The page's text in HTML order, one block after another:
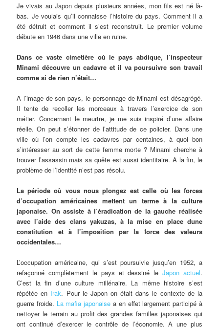
Je vivais au Japon depuis plusieurs années, mon fils est né là-
bas. Je voulais qu’il connaisse l’histoire du pays. Comment il a
été détruit et comment il s’est reconstruit. Le premier volume
débute en 1946 dans une ville en ruine.
Dans ce vaste cimetière où le pays abdique, l’inspecteur
Minami découvre un cadavre et il va poursuivre son travail
comme si de rien n’était…
A l’image de son pays, le personnage de Minami est désagrégé.
Il tente de recoller les morceaux à travers l’exercice de son
métier. Concernant le meurtre, je me suis inspiré d’une affaire
réelle. On peut s’étonner de l’attitude de ce policier. Dans une
ville où l’on compte les cadavres par centaines, à quoi bon
s’intéresser au sort de cette femme morte ? Minami cherche à
trouver l’assassin mais sa quête est aussi identitaire. A la fin, le
problème de l’identité n’est pas résolu.
La période où vous nous plongez est celle où les forces
d’occupation américaines mettent un terme à la culture
japonaise. On assiste à l’éradication de la gauche réalisée
avec l’aide des clans yakuzas, à la mise en place dune
constitution et à l’imposition par la force des valeurs
occidentales…
L’occupation américaine, qui s’est poursuivie jusqu’en 1952, a
refaçonné complètement le pays et dessiné leJapon actuel.
C’est la fin d’une culture millénaire. La même histoire s’est
répétée en Irak. Pour le Japon on était dans le contexte de la
guerre froide. La mafia japonaisea en effet largement participé à
nettoyer le terrain au profit des grandes familles japonaises qui
ont continué d’exercer le contrôle de l’économie. A une plus